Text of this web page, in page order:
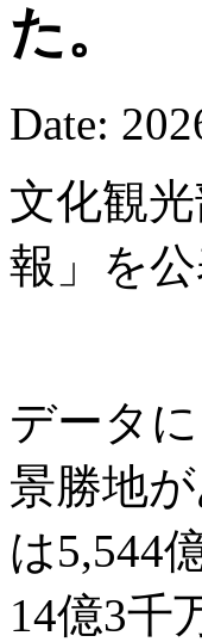
た。
Date:
文化観
報」を公
データ
景勝地
は5,544
14億3千